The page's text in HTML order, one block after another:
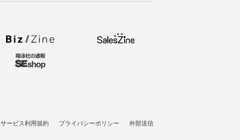
サービス利用規約 プライバシーポリシー 外部送信